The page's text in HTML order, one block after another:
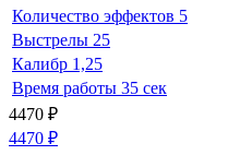
Количество эффектов 5
Выстрелы 25
Калибр 1,25
Время работы 35 сек
4470 ₽
4470 ₽